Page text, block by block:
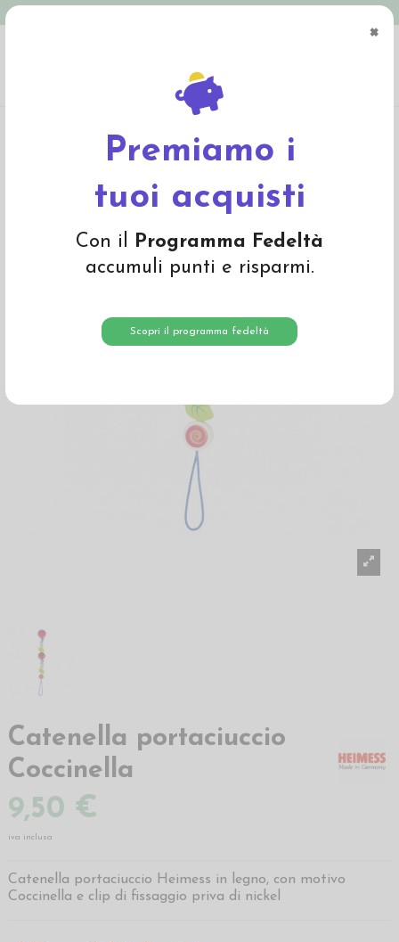
×
Premiamo i
tuoi acquisti
Con il Programma Fedeltà
accumuli punti e risparmi.
Scopri il programma fedeltà
Catenella portaciuccio
Coccinella
9,50 €
iva inclusa
Catenella portaciuccio Heimess in legno, con motivo
Coccinella e clip di fissaggio priva di nickel